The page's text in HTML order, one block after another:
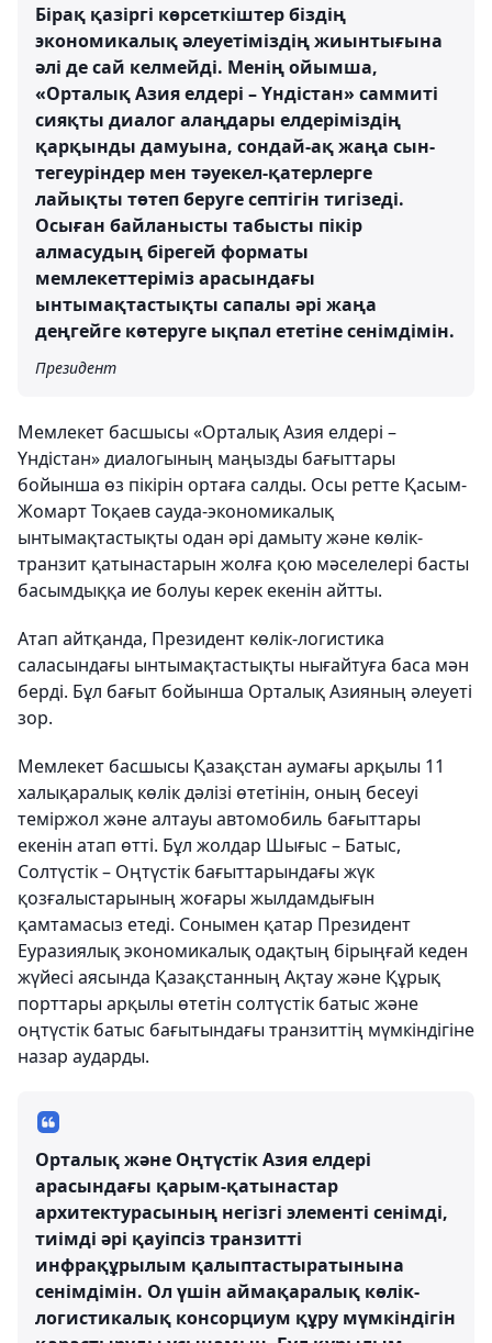
Бірақ қазіргі көрсеткіштер біздің
экономикалық әлеуетіміздің жиынтығына
әлі де сай келмейді. Менің ойымша,
«Орталық Азия елдері – Үндістан» саммиті
сияқты диалог алаңдары елдеріміздің
қарқынды дамуына, сондай-ақ жаңа сын-
тегеуріндер мен тәуекел-қатерлерге
лайықты төтеп беруге септігін тигізеді.
Осыған байланысты табысты пікір
алмасудың бірегей форматы
мемлекеттеріміз арасындағы
ынтымақтастықты сапалы әрі жаңа
деңгейге көтеруге ықпал ететіне сенімдімін.
Президент
Мемлекет басшысы «Орталық Азия елдері –
Үндістан» диалогының маңызды бағыттары
бойынша өз пікірін ортаға салды. Осы ретте Қасым-
Жомарт Тоқаев сауда-экономикалық
ынтымақтастықты одан әрі дамыту және көлік-
транзит қатынастарын жолға қою мәселелері басты
басымдыққа ие болуы керек екенін айтты.
Атап айтқанда, Президент көлік-логистика
саласындағы ынтымақтастықты нығайтуға баса мән
берді. Бұл бағыт бойынша Орталық Азияның әлеуеті
зор.
Мемлекет басшысы Қазақстан аумағы арқылы 11
халықаралық көлік дәлізі өтетінін, оның бесеуі
теміржол және алтауы автомобиль бағыттары
екенін атап өтті. Бұл жолдар Шығыс – Батыс,
Солтүстік – Оңтүстік бағыттарындағы жүк
қозғалыстарының жоғары жылдамдығын
қамтамасыз етеді. Сонымен қатар Президент
Еуразиялық экономикалық одақтың бірыңғай кеден
жүйесі аясында Қазақстанның Ақтау және Құрық
порттары арқылы өтетін солтүстік батыс және
оңтүстік батыс бағытындағы транзиттің мүмкіндігіне
назар аударды.
Орталық және Оңтүстік Азия елдері
арасындағы қарым-қатынастар
архитектурасының негізгі элементі сенімді,
тиімді әрі қауіпсіз транзитті
инфрақұрылым қалыптастыратынына
сенімдімін. Ол үшін аймақаралық көлік-
логистикалық консорциум құру мүмкіндігін